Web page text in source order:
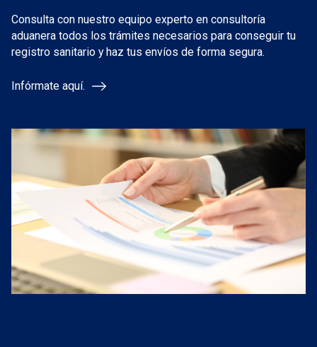
Consulta con nuestro equipo experto en consultoría
aduanera todos los trámites necesarios para conseguir tu
registro sanitario y haz tus envíos de forma segura.
Infórmate aquí.